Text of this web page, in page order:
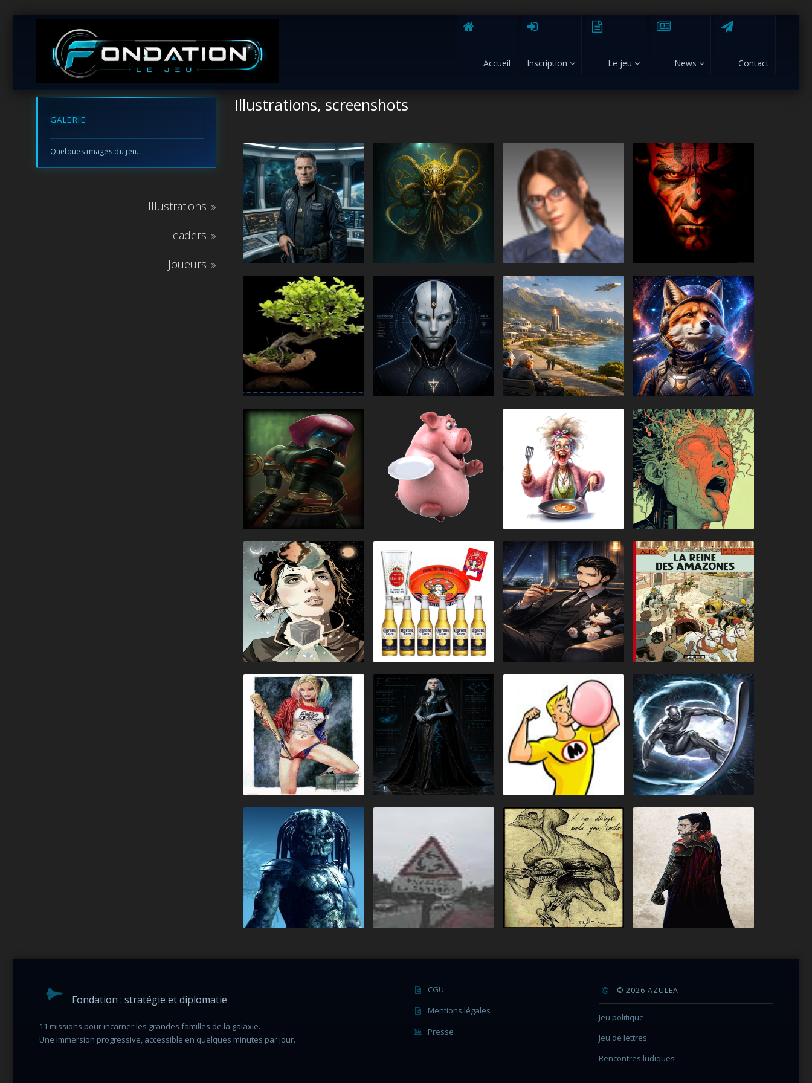
Accueil Inscription Le jeu News Contact
GALERIE
Quelques images du jeu.
Illustrations
Leaders
Joueurs
Illustrations, screenshots
Fondation : stratégie et diplomatie
11 missions pour incarner les grandes familles de la galaxie.
Une immersion progressive, accessible en quelques minutes par jour.
CGU
Mentions légales
Presse
© 2026 AZULEA
Jeu politique
Jeu de lettres
Rencontres ludiques